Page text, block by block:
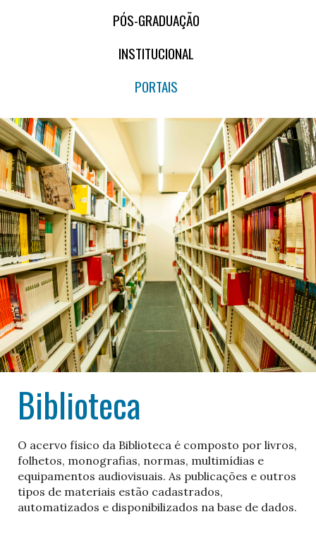
PÓS-GRADUAÇÃO
INSTITUCIONAL
PORTAIS
Biblioteca
O acervo físico da Biblioteca é composto por livros,
folhetos, monografias, normas, multimídias e
equipamentos audiovisuais. As publicações e outros
tipos de materiais estão cadastrados,
automatizados e disponibilizados na base de dados.